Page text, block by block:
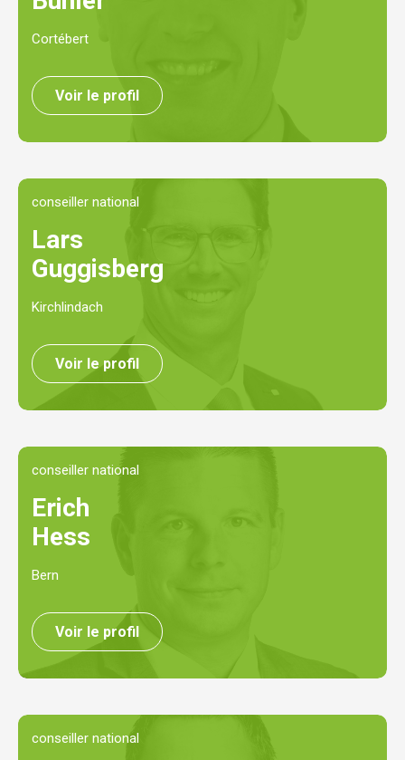
Cortébert
Voir le profil
conseiller national
Lars
Guggisberg
Kirchlindach
Voir le profil
conseiller national
Erich
Hess
Bern
Voir le profil
conseiller national